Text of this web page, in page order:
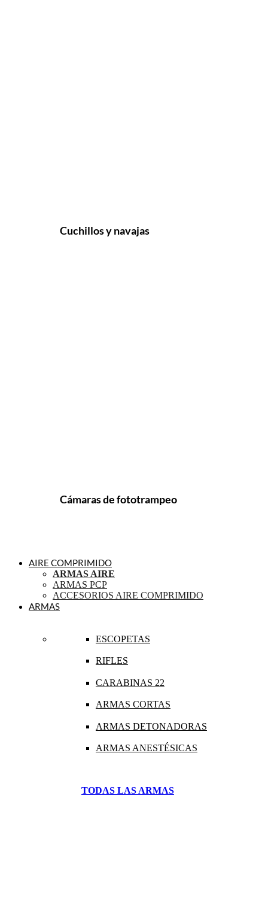
Cuchillos y navajas
Cámaras de fototrampeo
AIRE COMPRIMIDO
ARMAS AIRE
ARMAS PCP
ACCESORIOS AIRE COMPRIMIDO
ARMAS
ESCOPETAS
RIFLES
CARABINAS 22
ARMAS CORTAS
ARMAS DETONADORAS
ARMAS ANESTÉSICAS
TODAS LAS ARMAS